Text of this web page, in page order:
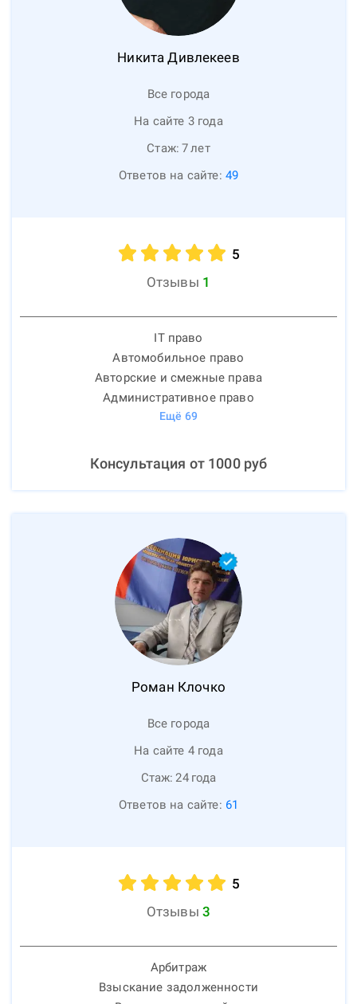
Никита Дивлекеев
Все города
На сайте 3 года
Стаж: 7лет
Ответов на сайте: 49
5
Отзывы 1
IT право
Автомобильное право
Авторские и смежные права
Административное право
Ещё 69
Консультация от 1000руб
Роман Клочко
Все города
На сайте 4 года
Стаж: 24 года
Ответов на сайте: 61
5
Отзывы 3
Арбитраж
Взыскание задолженности